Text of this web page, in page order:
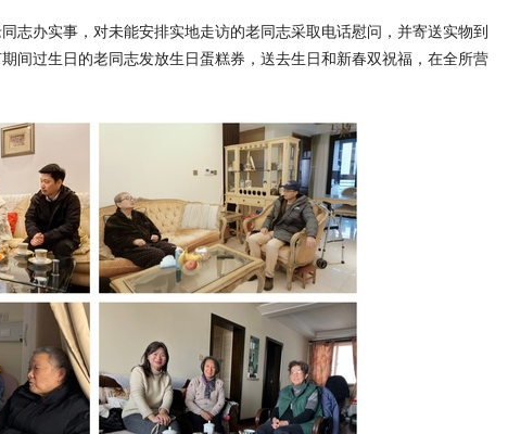
志办实事，对未能安排实地走访的老同志采取电话慰问，并寄送实物到
间过生日的老同志发放生日蛋糕券，送去生日和新春双祝福，在全所营